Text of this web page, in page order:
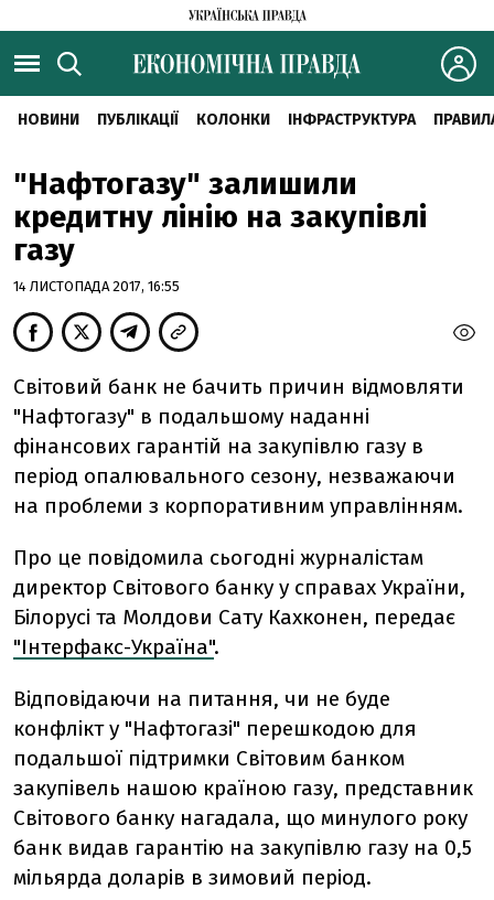
НОВИНИ ПУБЛІКАЦІЇ КОЛОНКИ ІНФРАСТРУКТУРА
"Нафтогазу" залишили
кредитну лінію на закупівлі
газу
14 ЛИСТОПАДА 2017, 16:55
Світовий банк не бачить причин відмовляти
"Нафтогазу" в подальшому наданні
фінансових гарантій на закупівлю газу в
період опалювального сезону, незважаючи
на проблеми з корпоративним управлінням.
Про це повідомила сьогодні журналістам
директор Світового банку у справах України,
Білорусі та Молдови Сату Кахконен, передає
"Інтерфакс-Україна".
Відповідаючи на питання, чи не буде
конфлікт у "Нафтогазі" перешкодою для
подальшої підтримки Світовим банком
закупівель нашою країною газу, представник
Світового банку нагадала, що минулого року
банк видав гарантію на закупівлю газу на 0,5
мільярда доларів в зимовий період.